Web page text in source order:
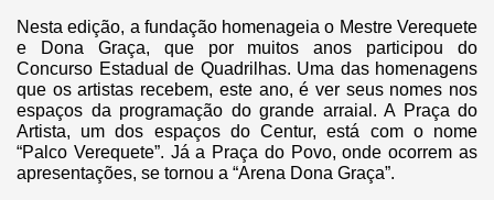
Nesta edição, a fundação homenageia o Mestre Verequete
e Dona Graça, que por muitos anos participou do
Concurso Estadual de Quadrilhas. Uma das homenagens
que os artistas recebem, este ano, é ver seus nomes nos
espaços da programação do grande arraial. A Praça do
Artista, um dos espaços do Centur, está com o nome
“Palco Verequete”. Já a Praça do Povo, onde ocorrem as
apresentações, se tornou a “Arena Dona Graça”.